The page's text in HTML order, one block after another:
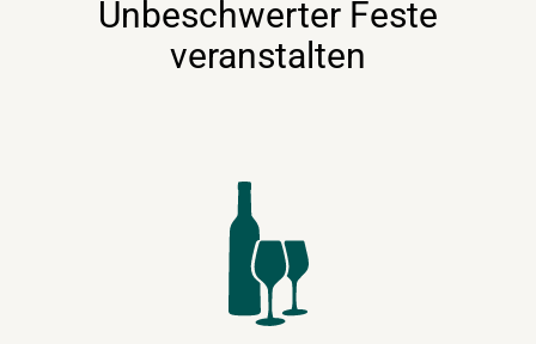
Unbeschwerter Feste
veranstalten